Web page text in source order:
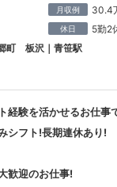
月収例 30.4
休日 5勤2
町 板沢｜青笹駅
経験を活かせるお仕事
シフト!長期連休あり!
歓迎のお仕事!